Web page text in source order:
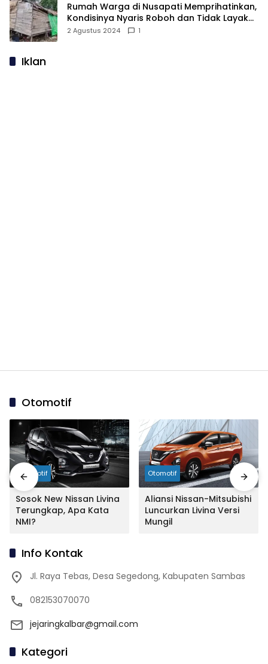
Rumah Warga di Nusapati Memprihatinkan,
Kondisinya Nyaris Roboh dan Tidak Layak
Huni
2 Agustus 2024 1
Iklan
Otomotif
Otomotif
Sosok New Nissan Livina
Terungkap, Apa Kata
NMI?
Otomotif
Aliansi Nissan-Mitsubishi
Luncurkan Livina Versi
Mungil
Info Kontak
Jl. Raya Tebas, Desa Segedong, Kabupaten Sambas
082153070070
jejaringkalbar@gmail.com
Kategori